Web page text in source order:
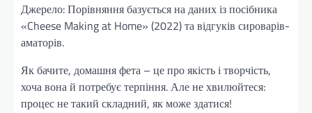
Джерело: Порівняння базується на даних із посібника
«Cheese Making at Home» (2022) та відгуків сироварів-
аматорів.
Як бачите, домашня фета – це про якість і творчість,
хоча вона й потребує терпіння. Але не хвилюйтеся:
процес не такий складний, як може здатися!